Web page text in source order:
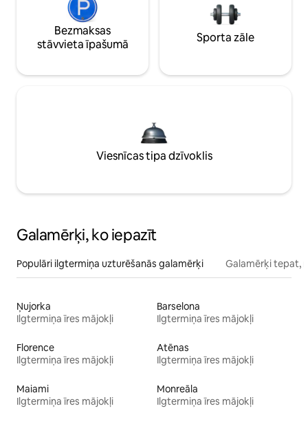
Bezmaksas
stāvvieta īpašumā
Sporta zāle
Viesnīcas tipa dzīvoklis
Galamērķi, ko iepazīt
Populāri ilgtermiņa uzturēšanās galamērķi Galamērķi tepat,
Ņujorka
Ilgtermiņa īres mājokļi
Barselona
Ilgtermiņa īres mājokļi
Florence
Ilgtermiņa īres mājokļi
Atēnas
Ilgtermiņa īres mājokļi
Maiami
Ilgtermiņa īres mājokļi
Monreāla
Ilgtermiņa īres mājokļi